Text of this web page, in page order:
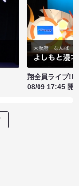
翔全員ライブ!!!
08/09 17:45 開